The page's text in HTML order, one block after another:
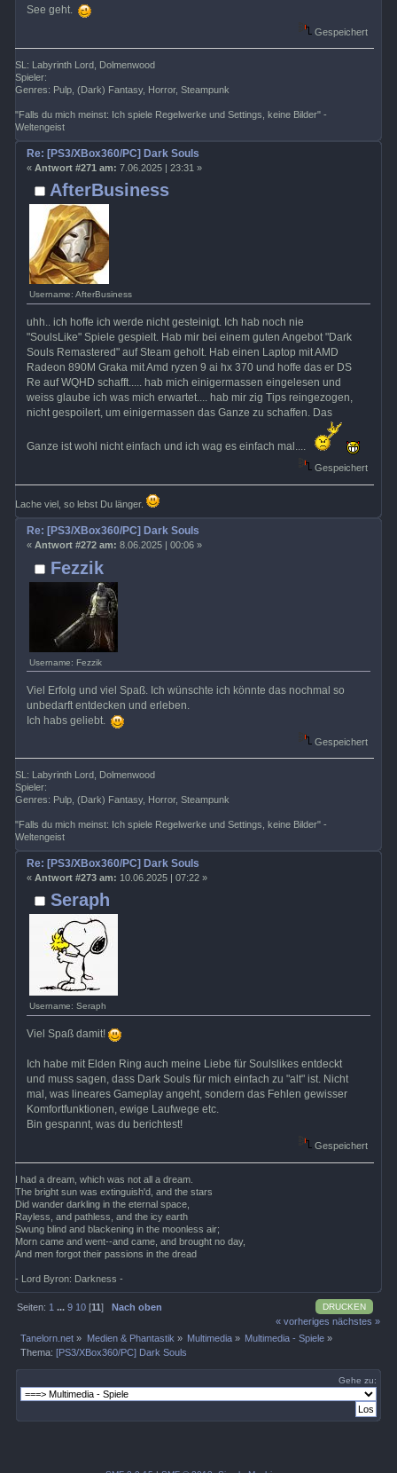
See geht.
Gespeichert
SL: Labyrinth Lord, Dolmenwood
Spieler:
Genres: Pulp, (Dark) Fantasy, Horror, Steampunk
"Falls du mich meinst: Ich spiele Regelwerke und Settings, keine Bilder" -
Weltengeist
AfterBusiness
Username: AfterBusiness
Re: [PS3/XBox360/PC] Dark Souls
« Antwort #271 am: 7.06.2025 | 23:31 »
uhh.. ich hoffe ich werde nicht gesteinigt. Ich hab noch nie
"SoulsLike" Spiele gespielt. Hab mir bei einem guten Angebot "Dark
Souls Remastered" auf Steam geholt. Hab einen Laptop mit AMD
Radeon 890M Graka mit Amd ryzen 9 ai hx 370 und hoffe das er DS
Re auf WQHD schafft..... hab mich einigermassen eingelesen und
weiss glaube ich was mich erwartet.... hab mir zig Tips reingezogen,
nicht gespoilert, um einigermassen das Ganze zu schaffen. Das
Ganze ist wohl nicht einfach und ich wag es einfach mal....
Gespeichert
Lache viel, so lebst Du länger.
Fezzik
Username: Fezzik
Re: [PS3/XBox360/PC] Dark Souls
« Antwort #272 am: 8.06.2025 | 00:06 »
Viel Erfolg und viel Spaß. Ich wünschte ich könnte das nochmal so
unbedarft entdecken und erleben.
Ich habs geliebt.
Gespeichert
SL: Labyrinth Lord, Dolmenwood
Spieler:
Genres: Pulp, (Dark) Fantasy, Horror, Steampunk
"Falls du mich meinst: Ich spiele Regelwerke und Settings, keine Bilder" -
Weltengeist
Seraph
Username: Seraph
Re: [PS3/XBox360/PC] Dark Souls
« Antwort #273 am: 10.06.2025 | 07:22 »
Viel Spaß damit!
Ich habe mit Elden Ring auch meine Liebe für Soulslikes entdeckt
und muss sagen, dass Dark Souls für mich einfach zu "alt" ist. Nicht
mal, was lineares Gameplay angeht, sondern das Fehlen gewisser
Komfortfunktionen, ewige Laufwege etc.
Bin gespannt, was du berichtest!
Gespeichert
I had a dream, which was not all a dream.
The bright sun was extinguish'd, and the stars
Did wander darkling in the eternal space,
Rayless, and pathless, and the icy earth
Swung blind and blackening in the moonless air;
Morn came and went--and came, and brought no day,
And men forgot their passions in the dread
- Lord Byron: Darkness -
DRUCKEN
Seiten: 1 ...9 10 [11]
Nach oben
« vorheriges nächstes »
Tanelorn.net » Medien & Phantastik » Multimedia » Multimedia - Spiele »
Thema:[PS3/XBox360/PC] Dark Souls
Gehe zu: